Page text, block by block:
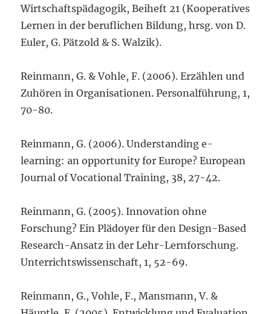
Wirtschaftspädagogik, Beiheft 21 (Kooperatives
Lernen in der beruflichen Bildung, hrsg. von D.
Euler, G. Pätzold & S. Walzik).
Reinmann, G. & Vohle, F. (2006). Erzählen und
Zuhören in Organisationen. Personalführung, 1,
70-80.
Reinmann, G. (2006). Understanding e-
learning: an opportunity for Europe? European
Journal of Vocational Training, 38, 27-42.
Reinmann, G. (2005). Innovation ohne
Forschung? Ein Plädoyer für den Design-Based
Research-Ansatz in der Lehr-Lernforschung.
Unterrichtswissenschaft, 1, 52-69.
Reinmann, G., Vohle, F., Mansmann, V. &